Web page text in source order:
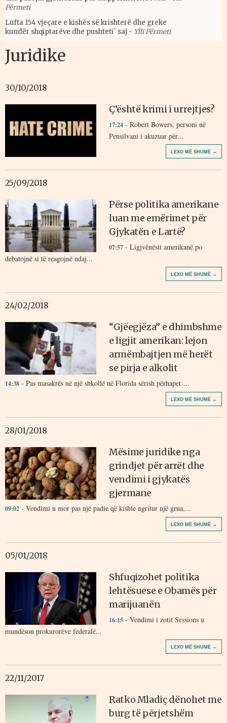
Përmeti
Lufta 154 vjeçare e kishës së krishterë dhe greke
kundër shqiptarëve dhe pushteti` saj - Ylli Përmeti
Juridike
30/10/2018
Ç’është krimi i urrejtjes?
17:24 - Robert Bowers, personi në
Pensilvani i akuzuar për...
LEXO MË SHUMË →
25/09/2018
Përse politika amerikane
luan me emërimet për
Gjykatën e Lartë?
07:57 - Ligjvënësit amerikanë po
debatojnë si të reagojnë ndaj...
LEXO MË SHUMË →
24/02/2018
“Gjëegjëza” e dhimbshme
e ligjit amerikan: lejon
armëmbajtjen më herët
se pirja e alkolit
14:38 - Pas masakrës në një shkollë në Florida sërish përhapet ...
LEXO MË SHUMË →
28/01/2018
Mësime juridike nga
grindjet për arrët dhe
vendimi i gjykatës
gjermane
09:02 - Vendimi u mor pas një padie që kishte ngritur një grua,...
LEXO MË SHUMË →
05/01/2018
Shfuqizohet politika
lehtësuese e Obamës për
marijuanën
16:15 - Vendimi i zotit Sessions u
mundëson prokurorëve federalë...
LEXO MË SHUMË →
22/11/2017
Ratko Mladiç dënohet me
burg të përjetshëm